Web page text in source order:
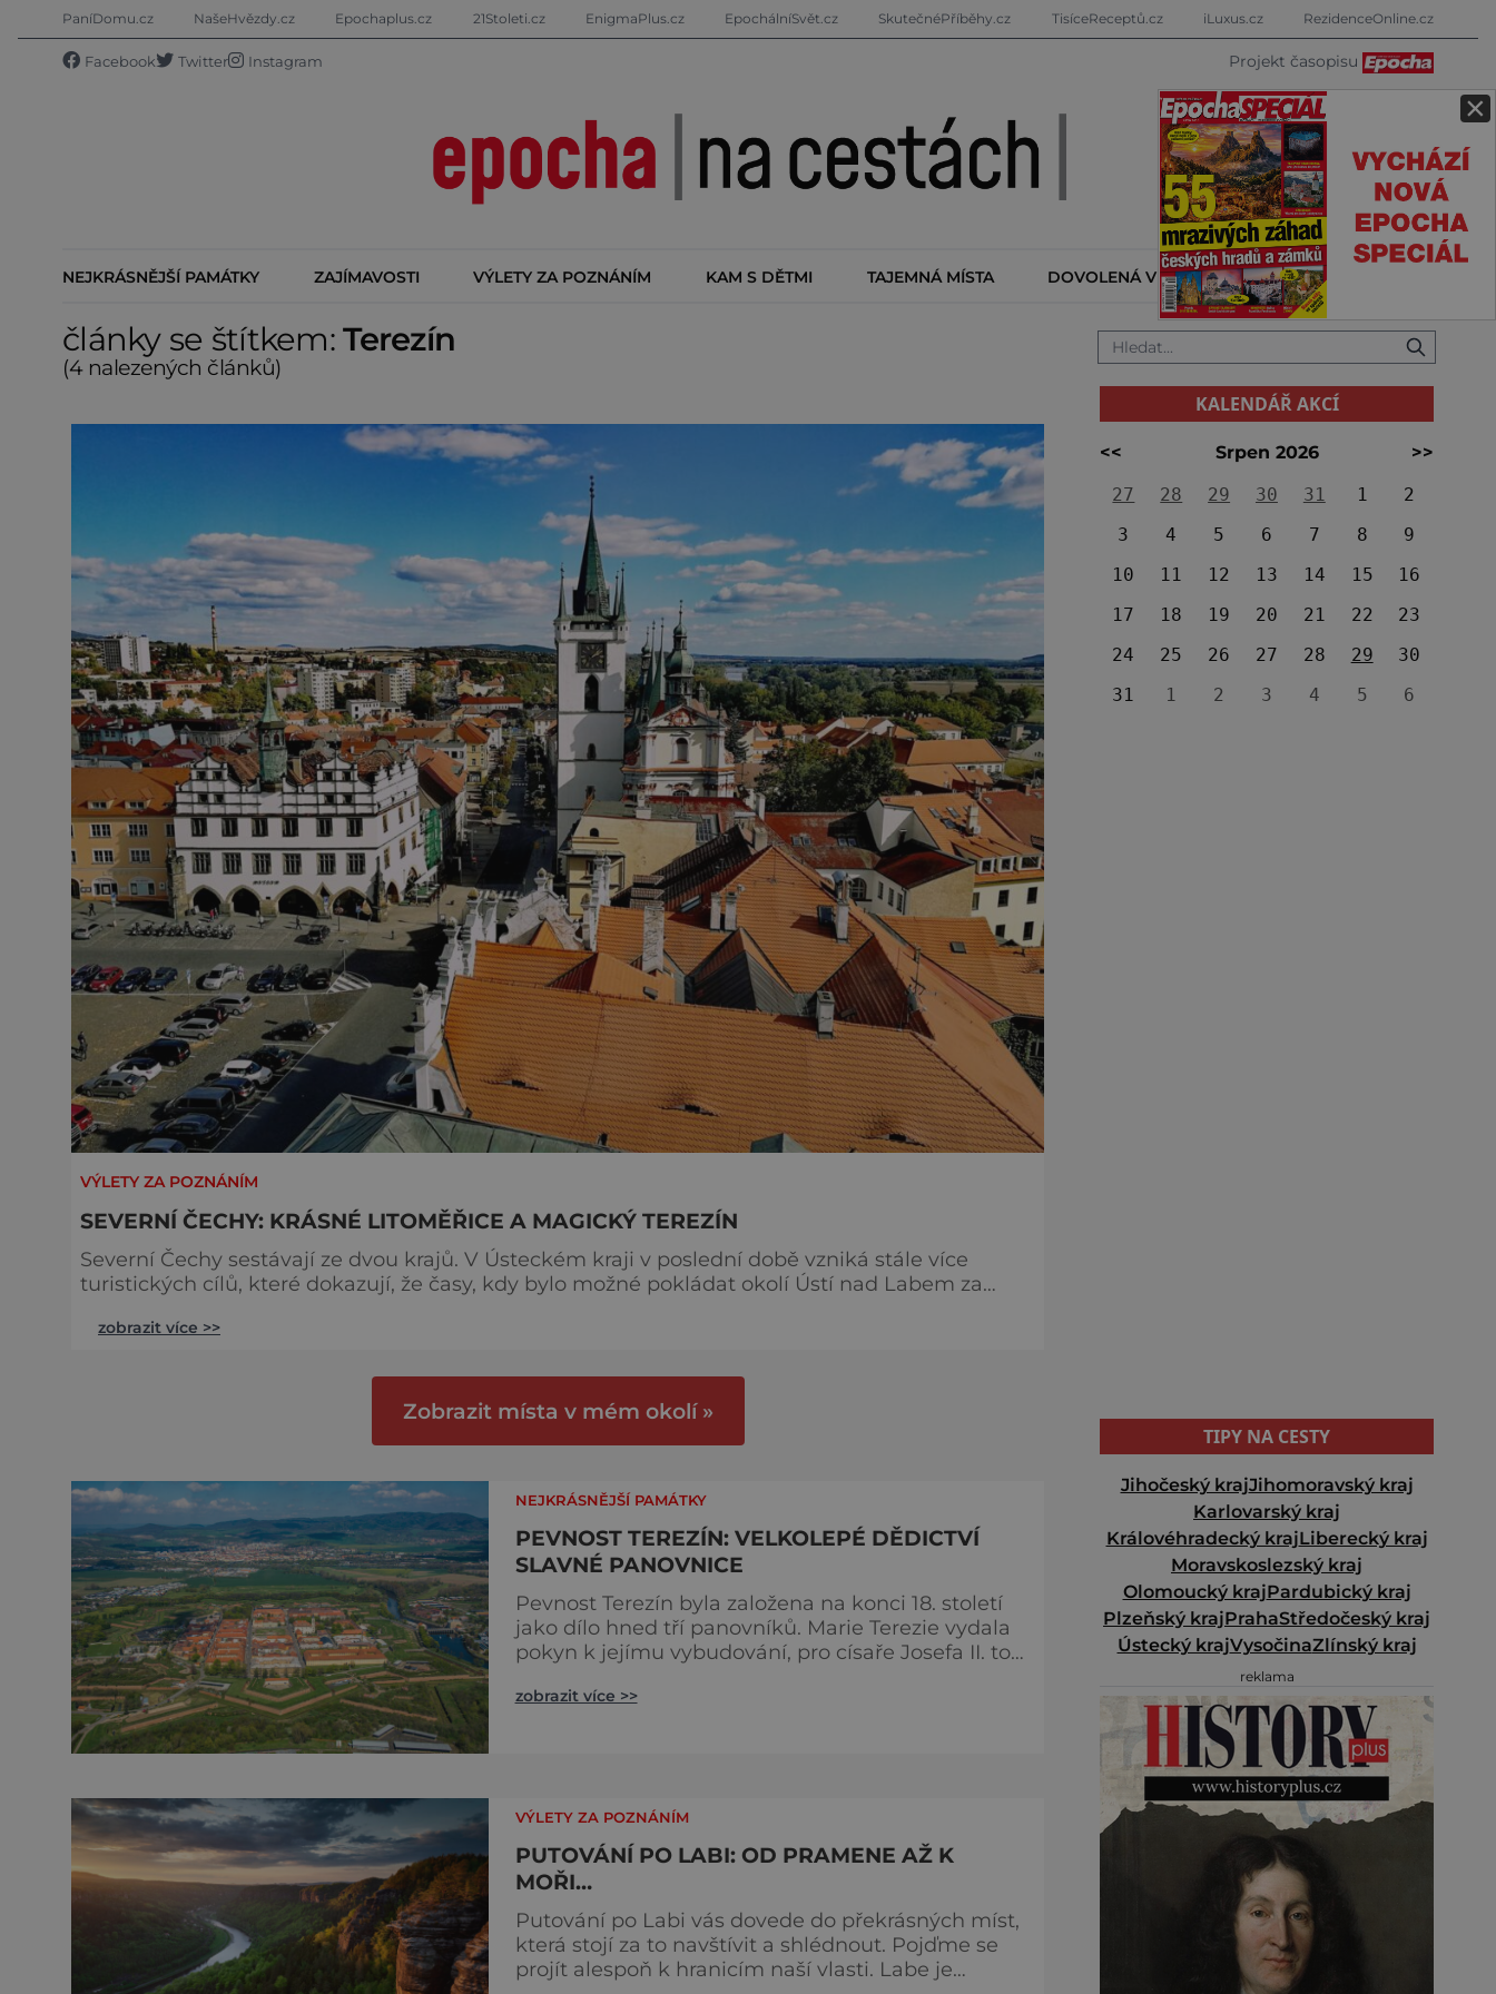
×
PaníDomu.cz NašeHvězdy.cz Epochaplus.cz 21Stoleti.cz EnigmaPlus.cz EpochálníSvět.cz SkutečnéPříběhy.cz TisíceReceptů.cz iLuxus.cz RezidenceOnline.cz
Facebook Twitter Instagram Projekt časopisu
NEJKRÁSNĚJŠÍ PAMÁTKY ZAJÍMAVOSTI VÝLETY ZA POZNÁNÍM KAM S DĚTMI TAJEMNÁ MÍSTA DOVOLENÁ V ZAHRANIČÍ KALENDÁŘ AKCÍ
články se štítkem:Terezín
(4 nalezených článků)
VÝLETY ZA POZNÁNÍM
SEVERNÍ ČECHY: KRÁSNÉ LITOMĚŘICE A MAGICKÝ TEREZÍN
Severní Čechy sestávají ze dvou krajů. V Ústeckém kraji v poslední době vzniká stále více
turistických cílů, které dokazují, že časy, kdy bylo možné pokládat okolí Ústí nad Labem za
kromě známých stálic mnoho nového. Vydejme se proto na toulky severem naší vlasti.
zobrazit více >>
Zobrazit místa v mém okolí »
NEJKRÁSNĚJŠÍ PAMÁTKY
PEVNOST TEREZÍN: VELKOLEPÉ DĚDICTVÍ
SLAVNÉ PANOVNICE
Pevnost Terezín byla založena na konci 18. století
jako dílo hned tří panovníků. Marie Terezie vydala
pokyn k jejímu vybudování, pro císaře Josefa II. to
nástupce a bratr Leopold II. Stoletá ochrana
zobrazit více >>
VÝLETY ZA POZNÁNÍM
PUTOVÁNÍ PO LABI: OD PRAMENE AŽ K
MOŘI…
Putování po Labi vás dovede do překrásných míst,
která stojí za to navštívit a shlédnout. Pojďme se
projít alespoň k hranicím naší vlasti. Labe je
KALENDÁŘ AKCÍ
<< Srpen 2026
>>
27
28 29 30 31 1
2
3
4 5 6 7 8
9
10
11 12 13 14 15
16
17
18 19 20 21 22
23
24
25 26 27 28 29
30
31
1 2 3 4 5 6
TIPY NA CESTY
Jihočeský krajJihomoravský kraj
Karlovarský kraj
Královéhradecký krajLiberecký kraj
Moravskoslezský kraj
Olomoucký krajPardubický kraj
Plzeňský krajPrahaStředočeský kraj
Ústecký krajVysočinaZlínský kraj
reklama